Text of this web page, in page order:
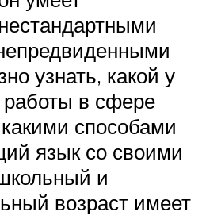
узнать, какой у
в сфере
способами
язык со своими
и
возраст имеет